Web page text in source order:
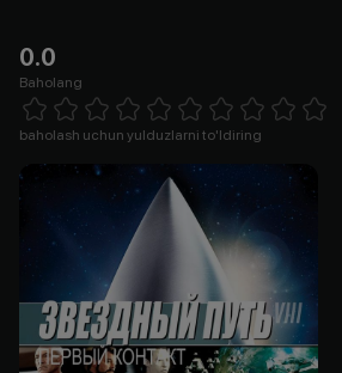
0.0
Baholang
1 Star 2 Stars 3 Stars 4 Stars5 Stars 6 Stars7 Stars8 Stars
baholash uchun yulduzlarni to'ldiring